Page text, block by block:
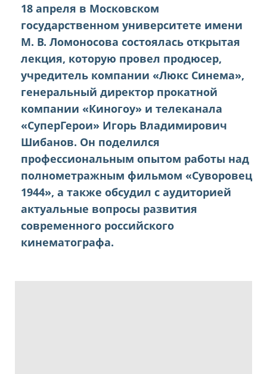
18 апреля в Московском
государственном университете имени
М. В. Ломоносова состоялась открытая
лекция, которую провел продюсер,
учредитель компании «Люкс Синема»,
генеральный директор прокатной
компании «Киногоу» и телеканала
«СуперГерои» Игорь Владимирович
Шибанов. Он поделился
профессиональным опытом работы над
полнометражным фильмом «Суворовец
1944», а также обсудил с аудиторией
актуальные вопросы развития
современного российского
кинематографа.